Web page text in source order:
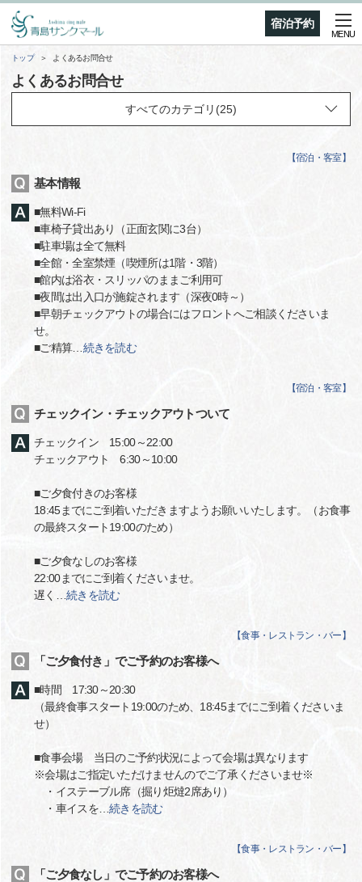
宿泊予約
MENU
トップ よくあるお問合せ
よくあるお問合せ
【宿泊・客室】
基本情報
■無料Wi-Fi
■車椅子貸出あり（正面玄関に3台）
■駐車場は全て無料
■全館・全室禁煙（喫煙所は1階・3階）
■館内は浴衣・スリッパのままご利用可
■夜間は出入口が施錠されます（深夜0時～）
■早朝チェックアウトの場合にはフロントへご相談くださいま
せ。
■ご精算… 続きを読む
【宿泊・客室】
チェックイン・チェックアウトついて
チェックイン 15:00～22:00
チェックアウト 6:30～10:00
■ご夕食付きのお客様
18:45までにご到着いただきますようお願いいたします。（お食事
の最終スタート19:00のため）
■ご夕食なしのお客様
22:00までにご到着くださいませ。
遅く
続きを読む
【食事・レストラン・バー 】
「ご夕食付き」でご予約のお客様へ
■時間 17:30～20:30
（最終食事スタート19:00のため、18:45までにご到着くださいま
せ）
■食事会場 当日のご予約状況によって会場は異なります
※会場はご指定いただけませんのでご了承くださいませ※
・イステーブル席（掘り炬燵2席あり）
・車イスを…続きを読む
【食事・レストラン・バー 】
「ご夕食なし」でご予約のお客様へ